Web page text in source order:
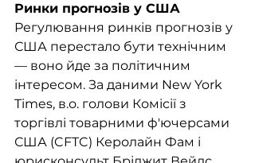
Ринки прогнозів у США
Регулювання ринків прогнозів у
США перестало бути технічним
— воно йде за політичним
інтересом. За даними New York
Times, в.о. голови Комісії з
торгівлі товарними ф'ючерсами
США (CFTC) Керолайн Фам і